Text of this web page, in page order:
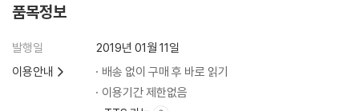
품목정보
발행일
2019년 01월 11일
이용안내
배송 없이 구매 후 바로 읽기
이용기간 제한없음